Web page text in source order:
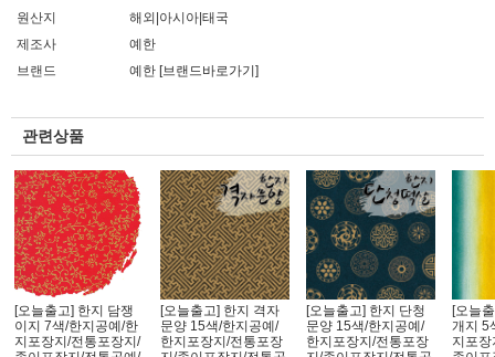
원산지
해외|아시아|태국
제조사
예한
브랜드
예한 [브랜드바로가기]
관련상품
[오늘출고] 한지 담쟁
이지 7색/한지공예/한
지포장지/전통포장지/
[오늘출고] 한지 격자
문양 15색/한지공예/
한지포장지/전통포장
[오늘출고] 한지 단청
문양 15색/한지공예/
한지포장지/전통포장
[오늘
개지 5
지포